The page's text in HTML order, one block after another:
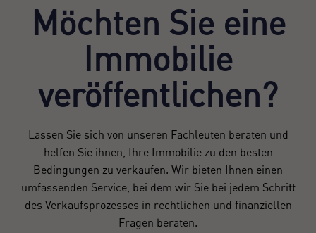
Möchten Sie eine
Immobilie
veröffentlichen?
Lassen Sie sich von unseren Fachleuten beraten und
helfen Sie ihnen, Ihre Immobilie zu den besten
Bedingungen zu verkaufen. Wir bieten Ihnen einen
umfassenden Service, bei dem wir Sie bei jedem Schritt
des Verkaufsprozesses in rechtlichen und finanziellen
Fragen beraten.